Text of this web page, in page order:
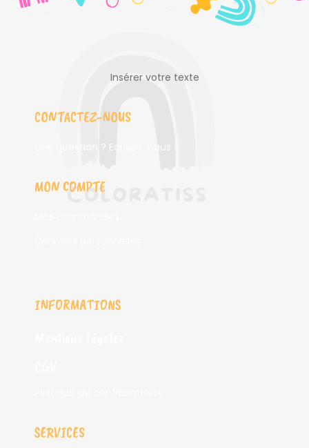
Insérer votre texte
CONTACTEZ-NOUS
Une question ? Ecrivez-nous !
MON COMPTE
INFORMATIONS
SERVICES